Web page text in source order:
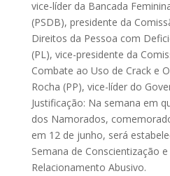
vice-líder da Bancada
(PSDB), presidente da
Direitos da Pessoa com
(PL), vice-presidente da
Combate ao Uso de Crack e
Rocha (PP), vice-líder do
Justificação: Na semana em
dos Namorados,
em 12 de junho, será
Semana de Conscientização
Relacionamento Abusivo.